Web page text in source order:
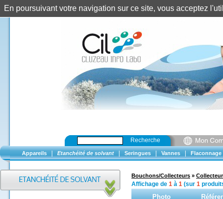
Recherche
Appareils Etanchéité de solvant Seringues Vannes Flaconnage
Bouchons/Collecteurs »
Affichage de 1 à 1 (sur 1
Photo
En poursuivant votre navigation sur ce site, vous acceptez